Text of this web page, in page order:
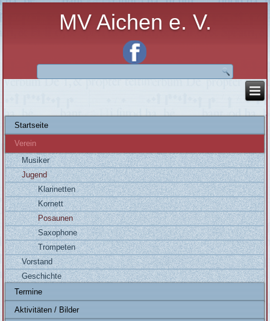
MV Aichen e. V.
Startseite
Verein
Musiker
Jugend
Klarinetten
Kornett
Posaunen
Saxophone
Trompeten
Vorstand
Geschichte
Termine
Aktivitäten / Bilder